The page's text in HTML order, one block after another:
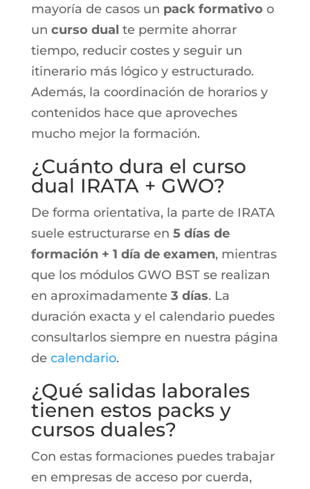
mayoría de casos un pack formativoo
un curso dual te permite ahorrar
tiempo, reducir costes y seguir un
itinerario más lógico y estructurado.
Además, la coordinación de horarios y
contenidos hace que aproveches
mucho mejor la formación.
¿Cuánto dura el curso
dual IRATA + GWO?
De forma orientativa, la parte de IRATA
suele estructurarse en 5 días de
formación + 1 día de examen, mientras
que los módulos GWO BST se realizan
en aproximadamente 3 días. La
duración exacta y el calendario puedes
consultarlos siempre en nuestra página
de calendario.
¿Qué salidas laborales
tienen estos packs y
cursos duales?
Con estas formaciones puedes trabajar
en empresas de acceso por cuerda,